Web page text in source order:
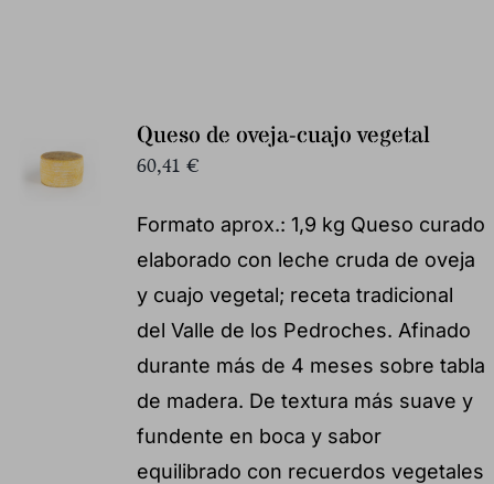
Queso de oveja-cuajo vegetal
60,41 €
Formato aprox.: 1,9 kg Queso curado
elaborado con leche cruda de oveja
y cuajo vegetal; receta tradicional
del Valle de los Pedroches. Afinado
durante más de 4 meses sobre tabla
de madera. De textura más suave y
fundente en boca y sabor
equilibrado con recuerdos vegetales